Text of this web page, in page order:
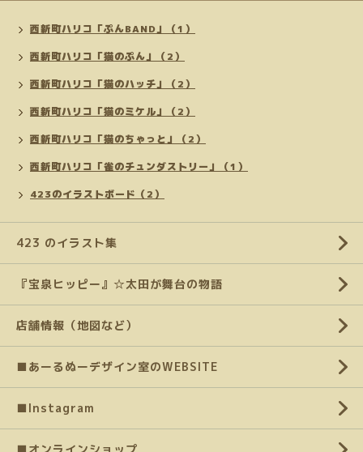
西新町ハリコ「ぷんBAND」（1）
西新町ハリコ「猫のぷん」（2）
西新町ハリコ「猫のハッチ」（2）
西新町ハリコ「猫のミケル」（2）
西新町ハリコ「猫のちゃっと」（2）
西新町ハリコ「雀のチュンダストリー」（1）
423のイラストボード（2）
423 のイラスト集
『宝泉ヒッピー』☆太田が舞台の物語
店舗情報（地図など）
■あーるぬーデザイン室のWEBSITE
■Instagram